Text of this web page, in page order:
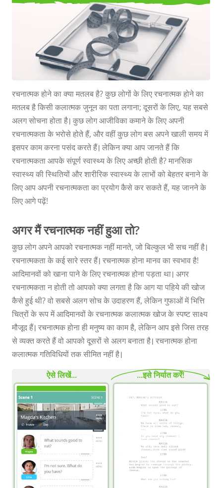
रचनात्मक होने का क्या मतलब है? कुछ लोगों के लिए रचनात्मक होने का
मतलब है किसी कलात्मक जुनून का पता लगाना; दूसरों के लिए, यह सबसे
अलग सोचना होता है। कुछ लोग आजीविका कमाने के लिए अपनी
रचनात्मकता के भरोसे होते हैं, और वहीं कुछ लोग बस अपने खाली समय में
इसपर काम करना पसंद करते हैं। लेकिन क्या आप जानते हैं कि
रचनात्मकता आपके संपूर्ण स्वास्थ्य के लिए अच्छी होती है? मानसिक
स्वास्थ्य की स्थितियों और शारीरिक स्वास्थ्य के लाभों को बेहतर बनाने के
लिए आप अपनी रचनात्मकता का प्रयोग कैसे कर सकते हैं, यह जानने के
लिए आगे पढ़ें!
अगर मैं रचनात्मक नहीं हुआ तो?
कुछ लोग अपने आपको रचनात्मक नहीं मानते, जो बिल्कुल भी सच नहीं है।
रचनात्मकता के कई सारे स्तर हैं। रचनात्मक होना मानव का स्वभाव है!
आदिमानवों को खाना पाने के लिए रचनात्मक होना पड़ता था। अगर
रचनात्मकता न होती तो आपको क्या लगता है कि आग या पहिये की खोज
कैसे हुई थी? वो सबसे अलग सोच के उदाहरण हैं, लेकिन गुफाओं में भित्ति
चित्रों के रूप में आदिमानवों के रचनात्मक कलात्मक खोज के स्पष्ट साक्ष्य
मौजूद हैं। रचनात्मक होना ही मनुष्य का काम है, लेकिन आप इसे जिस तरह
से व्यक्त करते हैं वो आपको दूसरों से अलग बनाता है। रचनात्मक होना
कलात्मक गतिविधियों तक सीमित नहीं है।
ऐसे लिखें... ...इसे निर्यात करें!